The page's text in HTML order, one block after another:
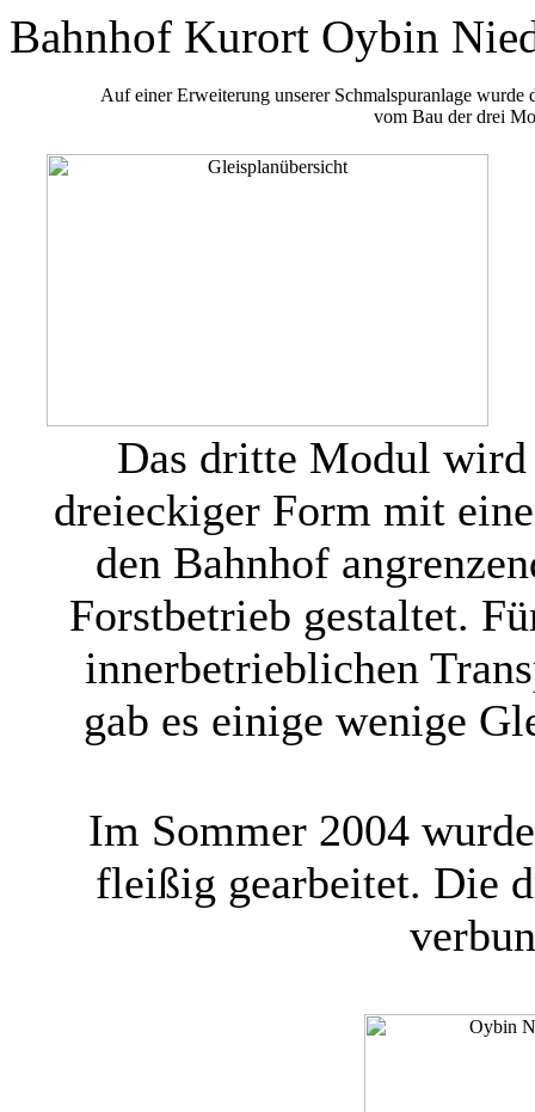
Bahnhof Kurort Oybin
Auf einer Erweiterung unserer Schmalspuranlage
vom Bau der drei
Das dritte Modul
dreieckiger Form mit
den Bahnhof
Forstbetrieb gestaltet.
innerbetrieblichen
gab es einige wenige
Im Sommer 2004
fleißig gearbeitet. Die